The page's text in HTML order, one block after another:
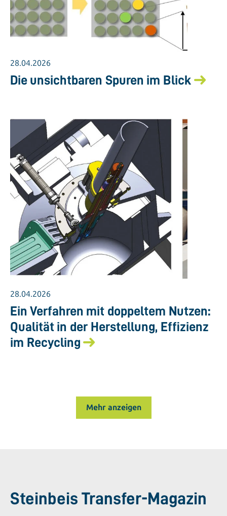
28.04.2026
Die unsichtbaren Spuren im Blick
28.04.2026
Ein Verfahren mit doppeltem Nutzen:
Qualität in der Herstellung, Effizienz
im Recycling
Mehr anzeigen
Steinbeis Transfer-Magazin